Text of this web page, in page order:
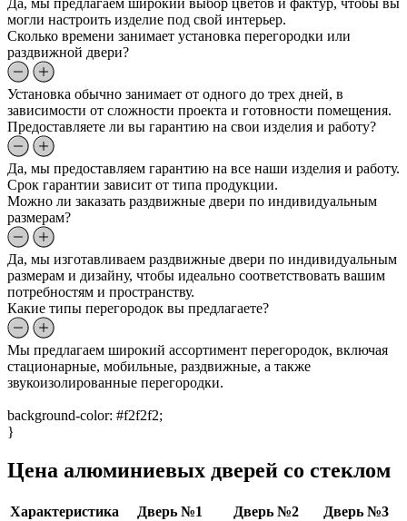
Да, мы предлагаем широкий выбор цветов и фактур, чтобы вы
могли настроить изделие под свой интерьер.
Сколько времени занимает установка перегородки или
раздвижной двери?
Установка обычно занимает от одного до трех дней, в
зависимости от сложности проекта и готовности помещения.
Предоставляете ли вы гарантию на свои изделия и работу?
Да, мы предоставляем гарантию на все наши изделия и работу.
Срок гарантии зависит от типа продукции.
Можно ли заказать раздвижные двери по индивидуальным
размерам?
Да, мы изготавливаем раздвижные двери по индивидуальным
размерам и дизайну, чтобы идеально соответствовать вашим
потребностям и пространству.
Какие типы перегородок вы предлагаете?
Мы предлагаем широкий ассортимент перегородок, включая
стационарные, мобильные, раздвижные, а также
звукоизолированные перегородки.
background-color: #f2f2f2;
}
Цена алюминиевых дверей со стеклом
Характеристика Дверь №1 Дверь №2
Дверь №3